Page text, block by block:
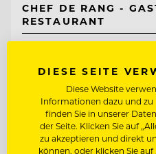
CHEF DE RANG -
RESTAURANT
Entdecke alle Jobs
DIESE SEITE
Diese Website
Informationen dazu und zu
finden Sie in unserer
der Seite. Klicken Sie auf
zu akzeptieren und direkt
können, oder klicken Sie